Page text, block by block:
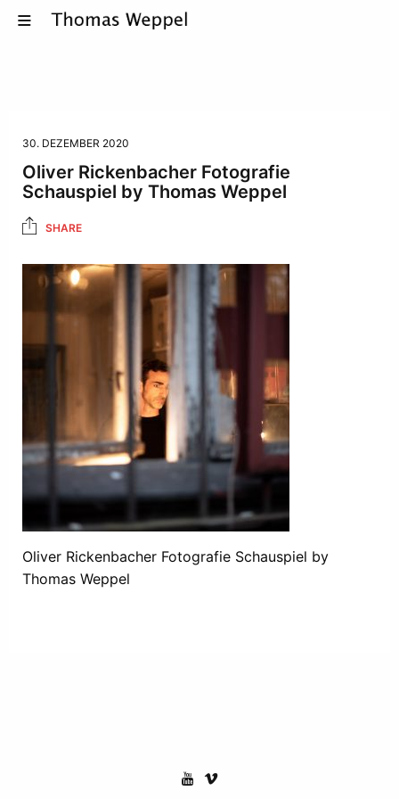
30. DEZEMBER 2020
Oliver Rickenbacher Fotografie
Schauspiel by Thomas Weppel
SHARE
Oliver Rickenbacher Fotografie Schauspiel by
Thomas Weppel